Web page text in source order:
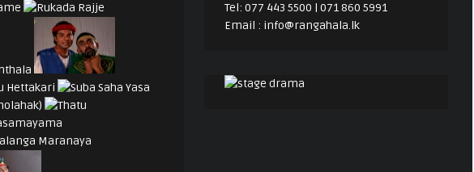
Tel: 077 443 5500 | 071 860 5991
Email : info@rangahala.lk